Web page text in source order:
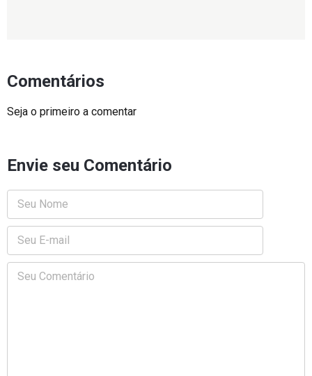
Comentários
Seja o primeiro a comentar
Envie seu Comentário